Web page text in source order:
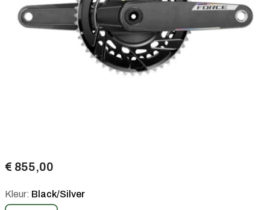
€ 855,00
Kleur: Black/Silver